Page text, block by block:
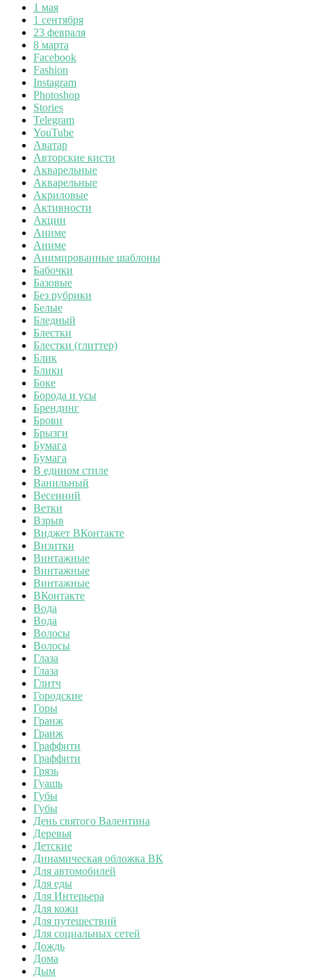
1 мая
1 сентября
23 февраля
8 марта
Facebook
Fashion
Instagram
Photoshop
Stories
Telegram
YouTube
Аватар
Авторские кисти
Акварельные
Акварельные
Акриловые
Активности
Акции
Аниме
Аниме
Анимированные шаблоны
Бабочки
Базовые
Без рубрики
Белые
Бледный
Блестки
Блестки (глиттер)
Блик
Блики
Боке
Борода и усы
Брендинг
Брови
Брызги
Бумага
Бумага
В едином стиле
Ванильный
Весенний
Ветки
Взрыв
Виджет ВКонтакте
Визитки
Винтажные
Винтажные
Винтажные
ВКонтакте
Вода
Вода
Волосы
Волосы
Глаза
Глаза
Глитч
Городские
Горы
Гранж
Гранж
Граффити
Граффити
Грязь
Гуашь
Губы
Губы
День святого Валентина
Деревья
Детские
Динамическая обложка ВК
Для автомобилей
Для еды
Для Интерьера
Для кожи
Для путешествий
Для социальных сетей
Дождь
Дома
Дым